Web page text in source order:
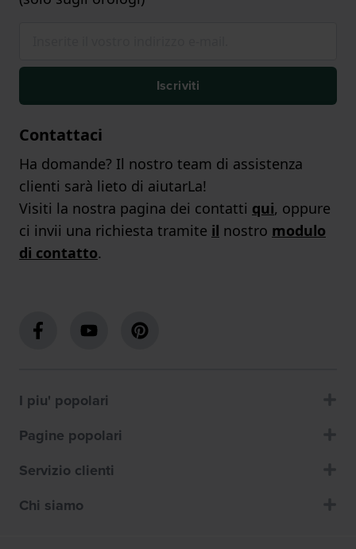
Iscriviti
Contattaci
Ha domande? Il nostro team di assistenza
clienti sarà lieto di aiutarLa!
Visiti la nostra pagina dei contatti qui, oppure
ci invii una richiesta tramite il nostro modulo
di contatto.
I piu' popolari
Pagine popolari
Servizio clienti
Chi siamo